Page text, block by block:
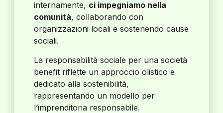
internamente, ci impegniamo nella
comunità, collaborando con
organizzazioni locali e sostenendo cause
sociali.
La responsabilità sociale per una società
benefit riflette un approccio olistico e
dedicato alla sostenibilità,
rappresentando un modello per
l’imprenditoria responsabile.